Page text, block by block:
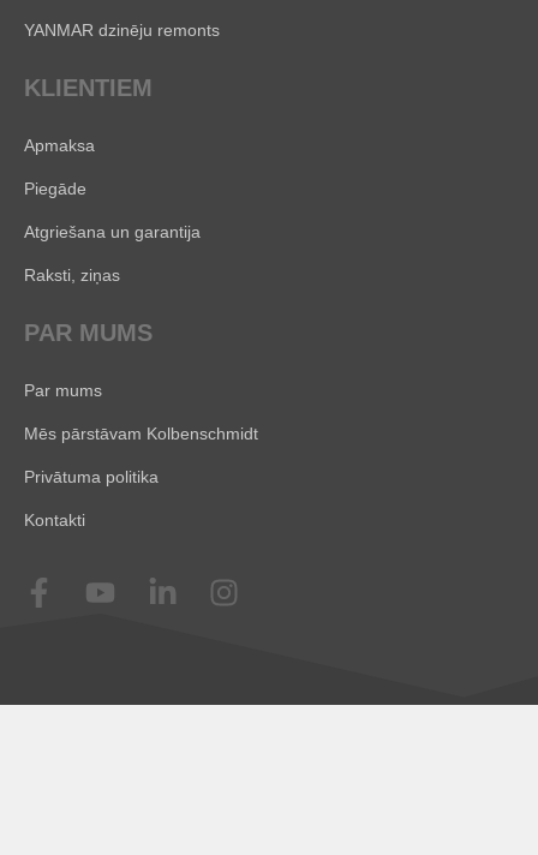
YANMAR dzinēju remonts
KLIENTIEM
Apmaksa
Piegāde
Atgriešana un garantija
Raksti, ziņas
PAR MUMS
Par mums
Mēs pārstāvam Kolbenschmidt
Privātuma politika
Kontakti